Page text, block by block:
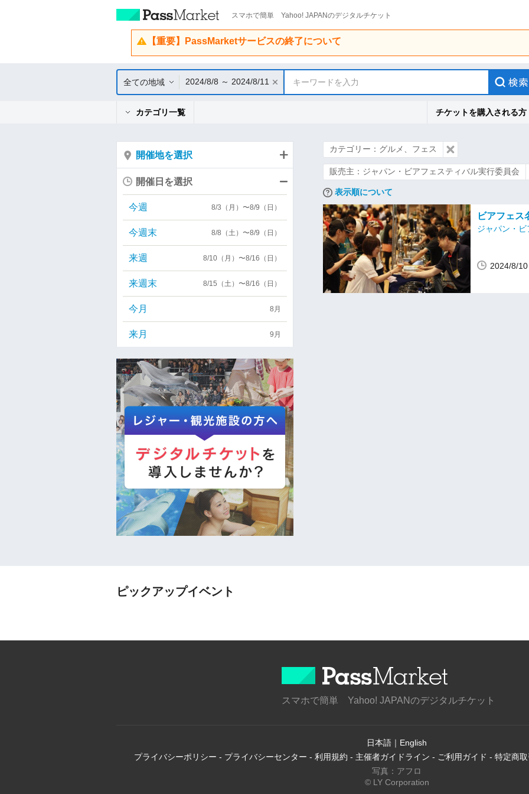
スマホで簡単 Yahoo! JAPANのデジタルチケット
【重要】PassMarketサービスの終了について
全ての地域 2024/8/8 ～ 2024/8/11 キーワードを入力
カテゴリ一覧 チケットを購入される方
カテゴリー：グルメ、フェス
販売主：ジャパン・ビアフェスティバル実行委員会
表示順について
ビアフェス
ジャパン・
2024/8/10
開催地を選択
開催日を選択
今週 8/3（月）〜8/9（日）
今週末 8/8（土）〜8/9（日）
来週 8/10（月）〜8/16（日）
来週末 8/15（土）〜8/16（日）
今月 8月
来月 9月
ピックアップイベント
スマホで簡単 Yahoo! JAPANのデジタルチケット
日本語 ｜ English
プライバシーポリシー - プライバシーセンター - 利用規約 - 主催者ガイドライン - ご利用ガイド - 特定商
写真：アフロ
© LY Corporation